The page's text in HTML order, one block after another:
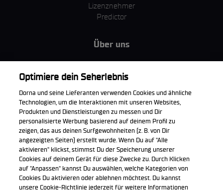
Lizenznehmer
Predictor
Über uns
MotoGP Group
Cookie Richtlinien
Unternehmen & ESG
Datenschutzerklärung
Kaufrichtlinie
Die offizielle WorldSBK App herunterladen
Optimiere dein Seherlebnis
Dorna und seine Lieferanten verwenden Cookies und ähnliche
Technologien, um die Interaktionen mit unseren Websites,
Produkten und Dienstleistungen zu messen und Dir
personalisierte Werbung basierend auf deinem Profil zu
zeigen, das aus deinen Surfgewohnheiten (z. B. von Dir
angezeigten Seiten) erstellt wurde. Wenn Du auf "Alle
aktivieren" klickst, stimmst Du der Speicherung unserer
Cookies auf deinem Gerät für diese Zwecke zu. Durch Klicken
auf "Anpassen" kannst Du auswählen, welche Kategorien von
Cookies Du aktivieren oder ablehnen möchtest. Du kannst
unsere Cookie-Richtlinie jederzeit für weitere Informationen